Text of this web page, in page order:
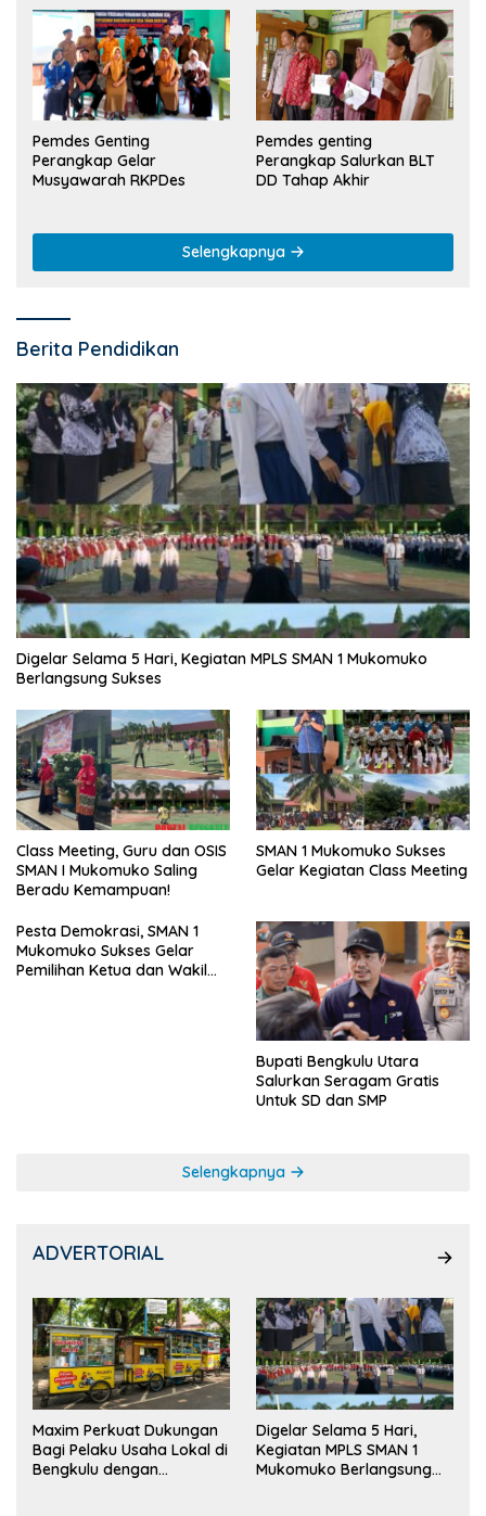
Pemdes Genting
Perangkap Gelar
Musyawarah RKPDes
Pemdes genting
Perangkap Salurkan BLT
DD Tahap Akhir
Selengkapnya
Berita Pendidikan
Digelar Selama 5 Hari, Kegiatan MPLS SMAN 1 Mukomuko
Berlangsung Sukses
Class Meeting, Guru dan OSIS
SMAN I Mukomuko Saling
Beradu Kemampuan!
SMAN 1 Mukomuko Sukses
Gelar Kegiatan Class Meeting
Pesta Demokrasi, SMAN 1
Mukomuko Sukses Gelar
Pemilihan Ketua dan Wakil
Bupati Bengkulu Utara
Salurkan Seragam Gratis
Untuk SD dan SMP
Selengkapnya
ADVERTORIAL
Maxim Perkuat Dukungan
Bagi Pelaku Usaha Lokal di
Bengkulu dengan
Digelar Selama 5 Hari,
Kegiatan MPLS SMAN 1
Mukomuko Berlangsung